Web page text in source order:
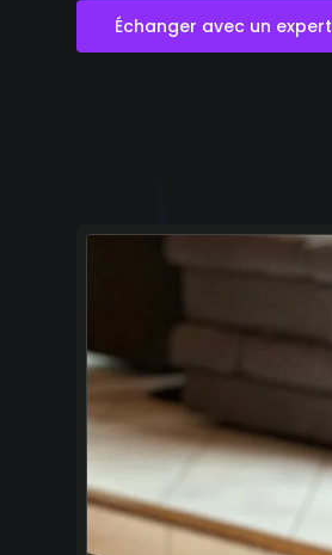
Échanger avec un expert